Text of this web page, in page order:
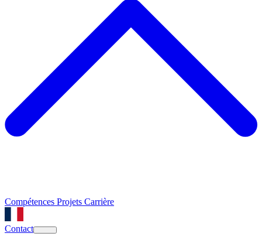
Compétences Projets Carrière
Contact